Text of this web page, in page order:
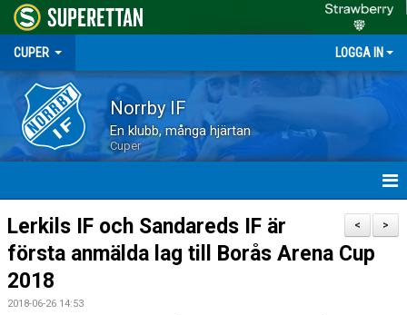
CUPER LOGGA IN
Norrby IF
En klubb, många hjärtan
Cuper
HEM
NYHETER
>
<
Lerkils IF och Sandareds IF är
första anmälda lag till Borås Arena Cup
2018
2018-06-26 14:53